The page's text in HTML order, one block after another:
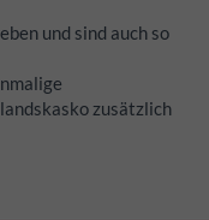
und sind auch so
zusätzlich